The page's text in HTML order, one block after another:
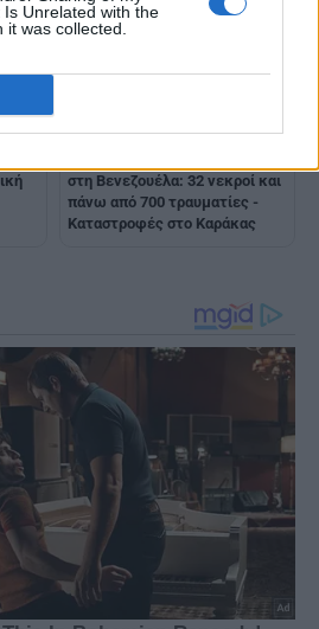
Unrelated with the
was collected.
στη Βενεζουέλα: 32 νεκροί και
πάνω από 700 τραυματίες -
Καταστροφές στο Καράκας